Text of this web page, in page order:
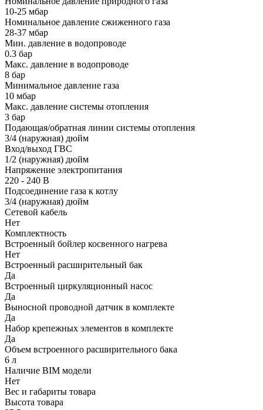
10-25 мбар
Номинальное давление сжиженного газа
28-37 мбар
Мин. давление в водопроводе
0.3 бар
Макс. давление в водопроводе
8 бар
Минимальное давление газа
10 мбар
Макс. давление системы отопления
3 бар
Подающая/обратная линии системы отопления
3/4 (наружная) дюйм
Вход/выход ГВС
1/2 (наружная) дюйм
Напряжение электропитания
220 - 240 В
Подсоединение газа к котлу
3/4 (наружная) дюйм
Сетевой кабель
Нет
Комплектность
Встроенный бойлер косвенного нагрева
Нет
Встроенный расширительный бак
Да
Встроенный циркуляционный насос
Да
Выносной проводной датчик в комплекте
Да
Набор крепежных элементов в комплекте
Да
Объем встроенного расширительного бака
6 л
Наличие BIM модели
Нет
Вес и габариты товара
Высота товара